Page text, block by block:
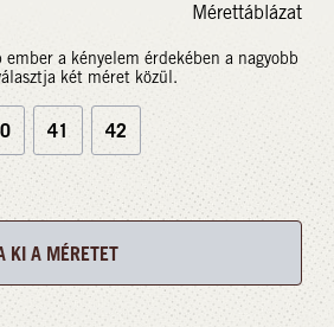
Mérettáblázat
ember a kényelem érdekében a nagyobb
két méret közül.
41 42
KI A MÉRETET